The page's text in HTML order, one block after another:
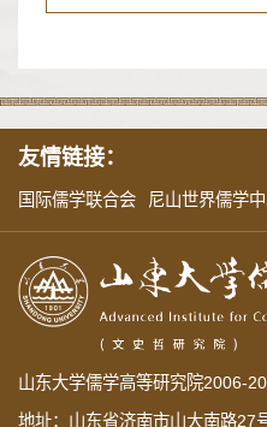
友情链接：
国际儒学联合会 尼山世界儒学
山东大学儒学高等研究院2006-
地址：山东省济南市山大南路